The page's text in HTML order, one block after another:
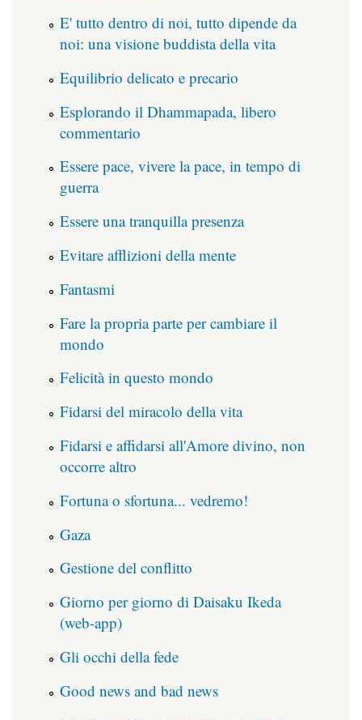
E' tutto dentro di noi, tutto dipende da
noi: una visione buddista della vita
Equilibrio delicato e precario
Esplorando il Dhammapada, libero
commentario
Essere pace, vivere la pace, in tempo di
guerra
Essere una tranquilla presenza
Evitare afflizioni della mente
Fantasmi
Fare la propria parte per cambiare il
mondo
Felicità in questo mondo
Fidarsi del miracolo della vita
Fidarsi e affidarsi all'Amore divino, non
occorre altro
Fortuna o sfortuna... vedremo!
Gaza
Gestione del conflitto
Giorno per giorno di Daisaku Ikeda
(web-app)
Gli occhi della fede
Good news and bad news